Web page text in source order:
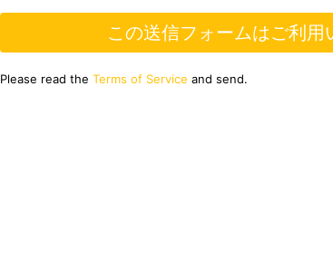
この送信フォームはご利用
Please read the Terms of Service and send.